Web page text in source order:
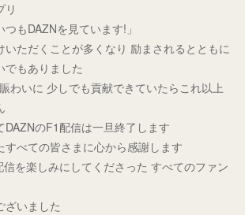
リ
もDAZNを見ています!」
いただくことが多くなり 励まされるとともに
でもありました
わいに 少しでも貢献できていたらこれ以上
DAZNのF1配信は一旦終了します
すべての皆さまに心から感謝します
を楽しみにしてくださった すべてのファン
ざいました